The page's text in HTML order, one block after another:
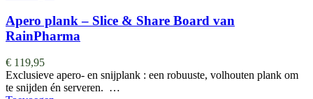
Apero plank – Slice & Share Board van
RainPharma
€ 119,95
Exclusieve apero- en snijplank : een robuuste, volhouten plank om
te snijden én serveren. …